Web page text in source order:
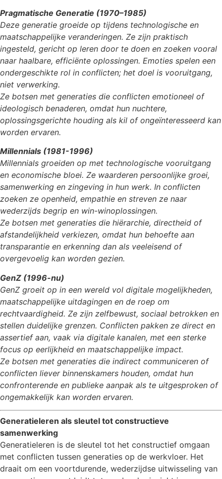
Pragmatische Generatie (1970–1985)
Deze generatie groeide op tijdens technologische en
maatschappelijke veranderingen. Ze zijn praktisch
ingesteld, gericht op leren door te doen en zoeken vooral
naar haalbare, efficiënte oplossingen. Emoties spelen een
ondergeschikte rol in conflicten; het doel is vooruitgang,
niet verwerking.
Ze botsen met generaties die conflicten emotioneel of
ideologisch benaderen, omdat hun nuchtere,
oplossingsgerichte houding als kil of ongeïnteresseerd kan
worden ervaren.
Millennials (1981-1996)
Millennials groeiden op met technologische vooruitgang
en economische bloei. Ze waarderen persoonlijke groei,
samenwerking en zingeving in hun werk. In conflicten
zoeken ze openheid, empathie en streven ze naar
wederzijds begrip en win-winoplossingen.
Ze botsen met generaties die hiërarchie, directheid of
afstandelijkheid verkiezen, omdat hun behoefte aan
transparantie en erkenning dan als veeleisend of
overgevoelig kan worden gezien.
GenZ (1996-nu)
GenZ groeit op in een wereld vol digitale mogelijkheden,
maatschappelijke uitdagingen en de roep om
rechtvaardigheid. Ze zijn zelfbewust, sociaal betrokken en
stellen duidelijke grenzen. Conflicten pakken ze direct en
assertief aan, vaak via digitale kanalen, met een sterke
focus op eerlijkheid en maatschappelijke impact.
Ze botsen met generaties die indirect communiceren of
conflicten liever binnenskamers houden, omdat hun
confronterende en publieke aanpak als te uitgesproken of
ongemakkelijk kan worden ervaren.
Generatieleren als sleutel tot constructieve
samenwerking
Generatieleren is de sleutel tot het constructief omgaan
met conflicten tussen generaties op de werkvloer. Het
draait om een voortdurende, wederzijdse uitwisseling van